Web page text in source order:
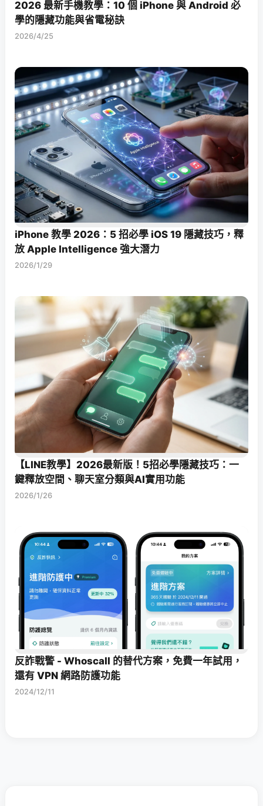
2026 最新手機教學：10 個 iPhone 與 Android 必
學的隱藏功能與省電秘訣
2026/4/25
iPhone 教學 2026：5 招必學 iOS 19 隱藏技巧，釋
放 Apple Intelligence 強大潛力
2026/1/29
【LINE教學】2026最新版！5招必學隱藏技巧：一
鍵釋放空間、聊天室分類與AI實用功能
2026/1/26
反詐戰警 - Whoscall 的替代方案，免費一年試用，
還有 VPN 網路防護功能
2024/12/11